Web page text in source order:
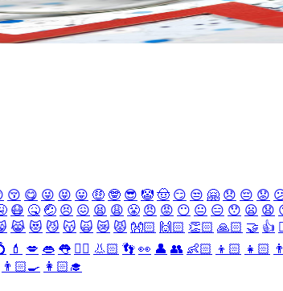
😚 😋 😜 😝 😛 🤑 🤓 😎 🤡 🤠 😏 😒 🤗 😞 😔 😟
😷 🤒 🤕 😣 😖 😫 😩 😤 😠 😡 😶 😐 😑 😯 😦 😧
😹 😻 😼 😽 🙀 😿 😾 👐🏻 🙌🏻 👏🏻 🙏🏻 🤝 👍
💄 💋 👄 👅 👂🏻 👃🏻 👣 👀 👤 👥 👶🏻 👦🏻 👧🏻
👨🏻‍🍳 👩🏻‍🎓